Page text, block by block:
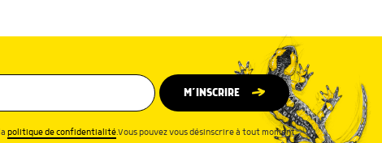
M’INSCRIRE
politique de confidentialité.Vous pouvez vous désinscrire à tout moment.